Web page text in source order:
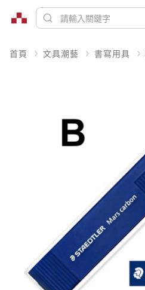
首頁 文具潮藝 書寫用具